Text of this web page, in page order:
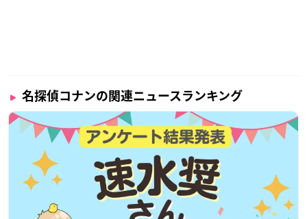
名探偵コナンの関連ニュースランキング